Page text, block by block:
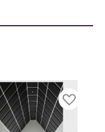
Aggiungi